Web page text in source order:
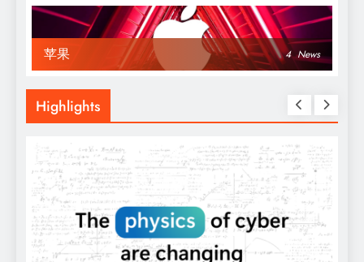
苹果 4 News
Highlights